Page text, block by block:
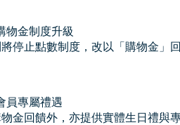
物金制度升級
停止點數制度，改以「購物金」
員專屬禮遇
金回饋外，亦提供實體生日禮與